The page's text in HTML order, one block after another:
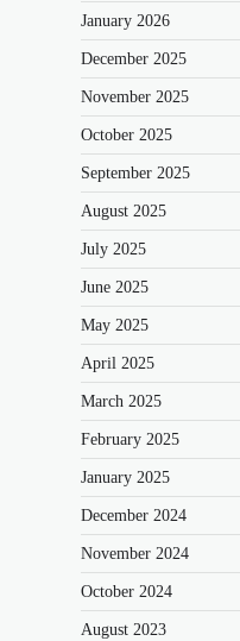
January 2026
December 2025
November 2025
October 2025
September 2025
August 2025
July 2025
June 2025
May 2025
April 2025
March 2025
February 2025
January 2025
December 2024
November 2024
October 2024
August 2023